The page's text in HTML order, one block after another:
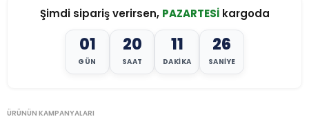
Şimdi sipariş verirsen, PAZARTESİkargoda
01
GÜN
20
SAAT
11
DAKIKA
24
SANIYE
ÜRÜNÜN KAMPANYALARI